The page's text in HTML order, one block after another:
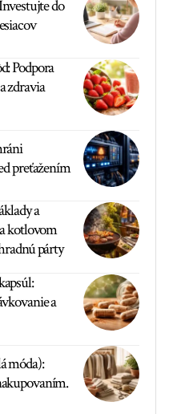
do
Podpora
zdravia
preťažením
a
kotlovom
párty
a
móda):